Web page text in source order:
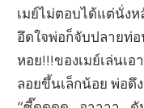
เมย์ไม่ตอบได้แต่นั่งห
อึดใจพ่อก็จับปลายท่
หอย!!!ของเมย์เล่นเอ
ลอยขึ้นเล็กน้อย พ่อดึ